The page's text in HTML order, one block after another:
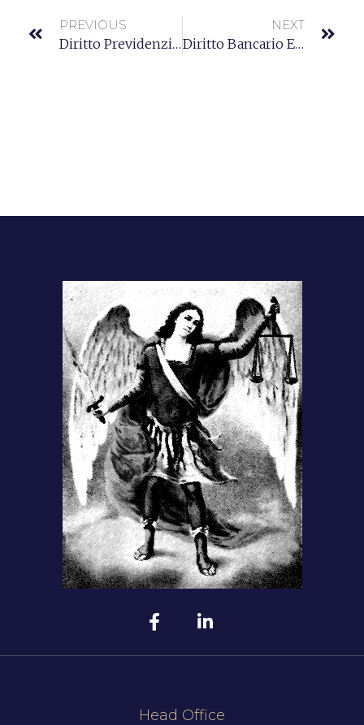
PREVIOUS
Diritto Previdenziale
NEXT
Diritto Bancario E Finaziario
Head Office